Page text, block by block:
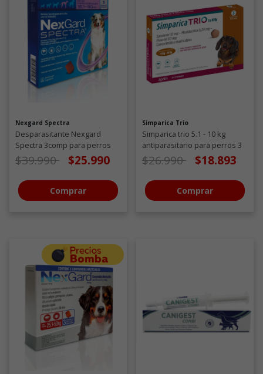
Nexgard Spectra
Desparasitante Nexgard
Spectra 3comp para perros
de 15,1 a 30 KG
Precio de oferta desde
$39.990a $25.990
Comprar
Simparica Trio
Simparica trio 5.1 - 10 kg
antiparasitario para perros 3
comprimidos
Precio de oferta desde
$26.990a $18.893
Comprar